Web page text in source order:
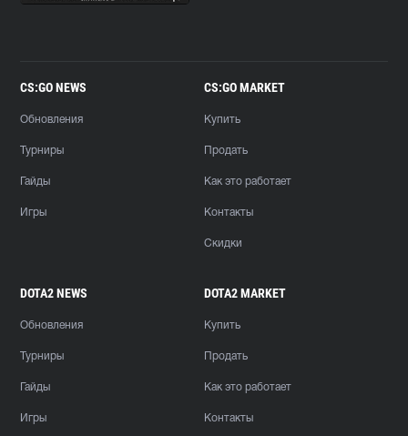
CS:GO NEWS
Обновления
Турниры
Гайды
Игры
CS:GO MARKET
Купить
Продать
Как это работает
Контакты
Скидки
DOTA2 NEWS
Обновления
Турниры
Гайды
Игры
DOTA2 MARKET
Купить
Продать
Как это работает
Контакты